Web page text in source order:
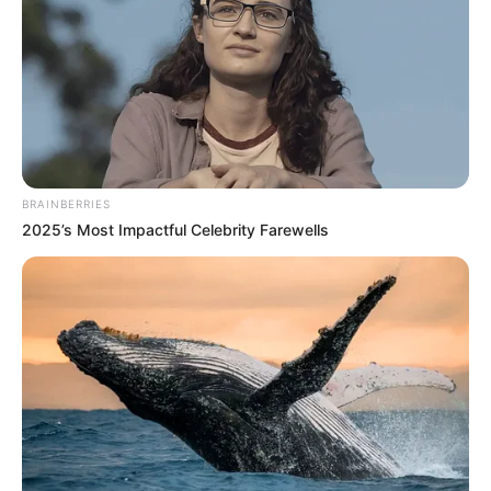
la conmemoración con la emisión demomentos
históricos
transmisiones exitosasy curiosas, además,
con la entrega dereconocimientosy ellanzamiento
una nueva
plataforma de streaming.
BRAINBERRIES
2025’s Most Impactful Celebrity Farewells